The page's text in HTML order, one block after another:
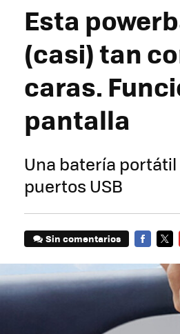
Esta
(casi) tan
caras.
pantalla
Una batería
puertos USB
Sin comentarios